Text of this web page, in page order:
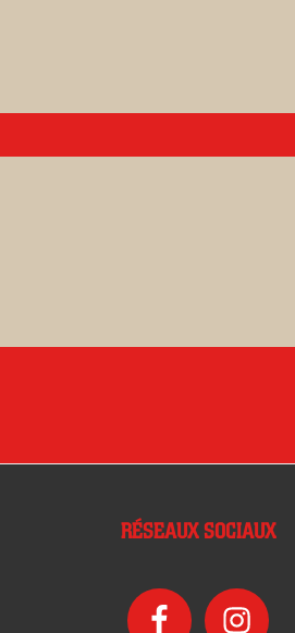
RÉSEAUX SOCIAUX